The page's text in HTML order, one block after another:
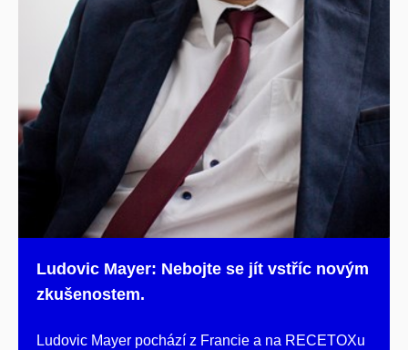
Ludovic Mayer: Nebojte se jít vstříc novým
zkušenostem.
Ludovic Mayer pochází z Francie a na RECETOXu